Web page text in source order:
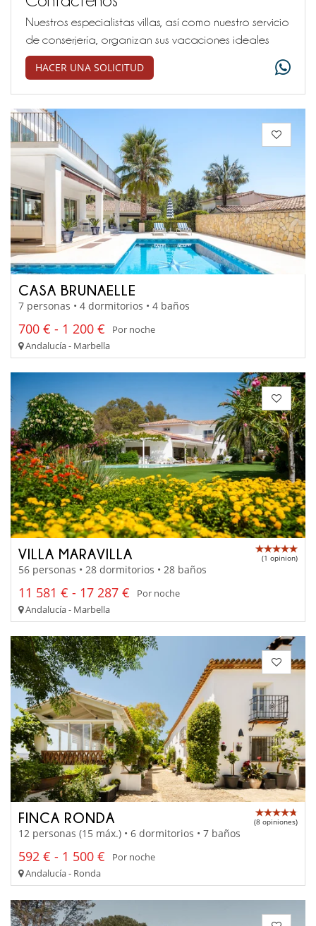
Nuestros especialistas villas, así como nuestro servicio
de conserjería, organizan sus vacaciones ideales
HACER UNA SOLICITUD
CASA BRUNAELLE
7 personas • 4 dormitorios • 4 baños
700 € - 1 200 €
Por noche
Andalucía - Marbella
VILLA MARAVILLA (1 opinion)
56 personas • 28 dormitorios • 28 baños
11 581 € - 17 287 €
Por noche
Andalucía - Marbella
FINCA RONDA (8 opiniones)
12 personas (15 máx.) • 6 dormitorios • 7 baños
592 € - 1 500 €
Por noche
Andalucía - Ronda